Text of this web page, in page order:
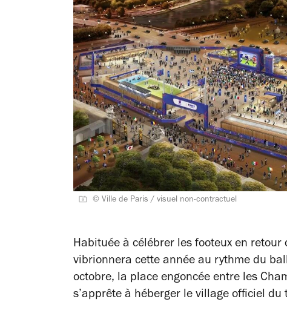
© Ville de Paris / visuel non-contractuel
Habituée à célébrer les footeux en
vibrionnera cette année au rythme du
octobre, la place engoncée entre les
s’apprête à héberger le village officiel